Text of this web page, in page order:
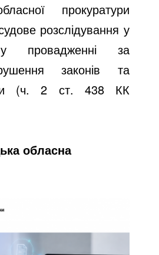
прокуратури
розслідування у
провадженні за
законів та
(ч. 2 ст. 438 КК
обласна